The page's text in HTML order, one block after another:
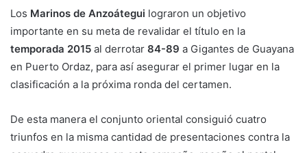
Los Marinos de Anzoátegui lograron un objetivo
importante en su meta de revalidar el título en la
temporada 2015 al derrotar 84-89 a Gigantes de Guayana
en Puerto Ordaz, para así asegurar el primer lugar en la
clasificación a la próxima ronda del certamen.
De esta manera el conjunto oriental consiguió cuatro
triunfos en la misma cantidad de presentaciones contra la